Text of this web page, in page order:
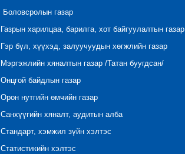
Боловсролын газар
Газрын харилцаа, барилга, хот байгуулалтын газар
Гэр бүл, хүүхэд, залуучуудын хөгжлийн газар
Мэргэжлийн хяналтын газар /Татан буугдсан/
Онцгой байдлын газар
Орон нутгийн өмчийн газар
Санхүүгийн хяналт, аудитын алба
Стандарт, хэмжил зүйн хэлтэс
Статистикийн хэлтэс